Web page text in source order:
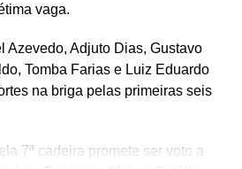
vaga.
Azevedo, Adjuto Dias, Gustavo
Tomba Farias e Luiz Eduardo
na briga pelas primeiras seis
7ª cadeira promete ser voto a